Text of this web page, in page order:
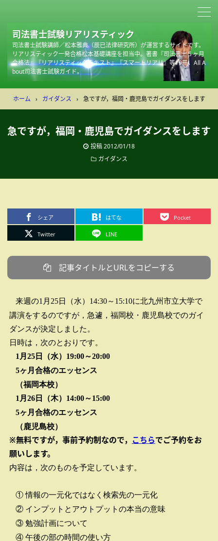
司法書士試験リアリスティック
司法書士試験講師／松本雅典（辰已法律研究所）が運営するサイトです。
リアリスティック一発合格松本基礎講座を担当中。著書『司法書士５ヶ月
合格法』『リアリスティックテキスト』『スマートリアリ』等19冊。All A
bout司法書士試験ガイド。
ホーム › ガイダンス › 急ですが，福岡・鹿児島でガイダンスをします
急ですが，福岡・鹿児島でガイダンスをします
投稿2012/01/18
ガイダンス
シェア はてな Pocket
Twitter LINE
記事タイトルとURLをコピーする
来週の1 月25日（水） 14:30～ 15:10に北九州市立大学で
講演をするのですが，急遽，福岡校・鹿児島校でのガイ
ダンスが決定しました。
日時は，次のとおりです。
1 月25日（水） 19:00～20:00
5ヶ月合格のエッセンス
（福岡本校）
1 月26日（木） 14:00～15:00
5ヶ月合格のエッセンス
（鹿児島校）
※無料ですが，事前予約制なので， こちらでご予約をお
願いします。
内容は，次のものを予定しています。
①情報の一元化ではなく検索先の一元化
② インプットとアウトプットの本当の意味
③勉強計画について
④午後の部の時間の使い方